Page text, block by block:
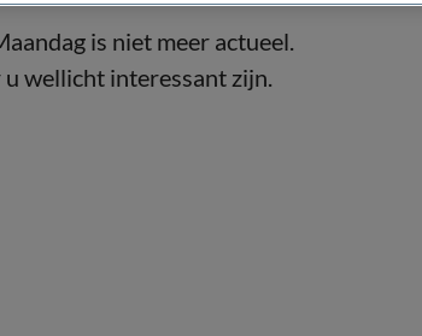
is niet meer actueel.
wellicht interessant zijn.